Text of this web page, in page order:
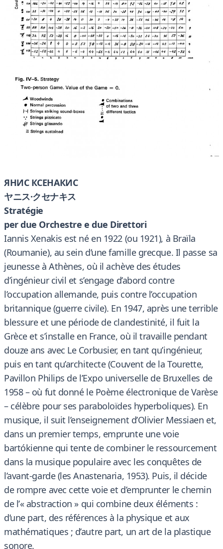
ЯНИС КСЕНАКИС
ヤニス·クセナキス
Stratégie
per due Orchestre e due Direttori
Iannis Xenakis est né en 1922 (ou 1921), à Braïla
(Roumanie), au sein d’une famille grecque. Il passe sa
jeunesse à Athènes, où il achève des études
d’ingénieur civil et s’engage d’abord contre
l’occupation allemande, puis contre l’occupation
britannique (guerre civile). En 1947, après une terrible
blessure et une période de clandestinité, il fuit la
Grèce et s’installe en France, où il travaille pendant
douze ans avec Le Corbusier, en tant qu’ingénieur,
puis en tant qu’architecte (Couvent de la Tourette,
Pavillon Philips de l’Expo universelle de Bruxelles de
1958 – où fut donné le Poème électronique de Varèse
– célèbre pour ses paraboloïdes hyperboliques). En
musique, il suit l’enseignement d’Olivier Messiaen et,
dans un premier temps, emprunte une voie
bartókienne qui tente de combiner le ressourcement
dans la musique populaire avec les conquêtes de
l’avant-garde (les Anastenaria, 1953). Puis, il décide
de rompre avec cette voie et d’emprunter le chemin
de l’« abstraction » qui combine deux éléments :
d’une part, des références à la physique et aux
mathématiques ; d’autre part, un art de la plastique
sonore.